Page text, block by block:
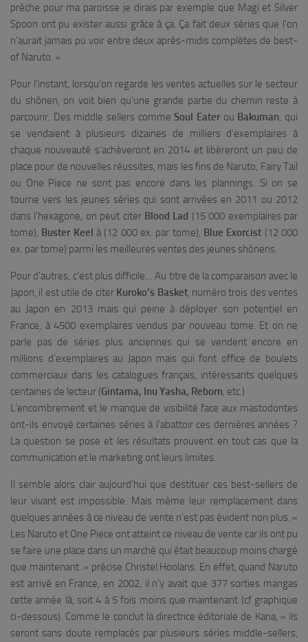
prêche pour ma paroisse je dirais par exemple que Magi et Silver
Spoon ont pu exister aussi grâce à ça. Ça fait deux séries que l’on
n’aurait jamais pu voir entre deux après-midis complètes de best-
of Naruto. »
Pour l’instant, lorsqu’on regarde les ventes actuelles sur le secteur
du shônen, on voit bien qu’une grande partie du chemin reste à
parcourir. Des middle sellers commeSoul Eater ou Bakuman, qui
se vendaient à plusieurs dizaines de milliers d’exemplaires à
chaque nouveauté s’achèveront en 2014 et libèreront un peu de
place pour de nouvelles réussites, mais les fins de Naruto, Fairy Tail
ou One Piece ne sont pas encore dans les plannings. Si on se
tourne vers les jeunes séries qui sont arrivées en 2011 ou 2012
dans l’hexagone, on peut citer Blood Lad (15 000 exemplaires par
tome), Buster Keel à (12 000 ex. par tome), Blue Exorcist (12 000
ex. par tome) parmi les meilleures ventes des jeunes shônens.
Pour d’autres, c’est plus difficile… Au titre de la comparaison avec le
Japon, il est utile de citer Kuroko’s Basket, numéro trois des ventes
au Japon en 2013 mais qui peine à déployer son potentiel en
France, à 4500 exemplaires vendus par nouveau tome. Et on ne
parle pas de séries plus anciennes qui se vendent encore en
millions d’exemplaires au Japon mais qui font office de boulets
commerciaux dans les catalogues français, intéressants quelques
centaines de lecteur (Gintama, Inu Yasha, Reborn, etc.)
L’encombrement et le manque de visibilité face aux mastodontes
ont-ils envoyé certaines séries à l’abattoir ces dernières années ?
La question se pose et les résultats prouvent en tout cas que la
communication et le marketing ont leurs limites.
Il semble alors clair aujourd’hui que destituer ces best-sellers de
leur vivant est impossible. Mais même leur remplacement dans
quelques années à ce niveau de vente n’est pas évident non plus. «
Les Naruto et One Piece ont atteint ce niveau de vente car ils ont pu
se faire une place dans un marché qui était beaucoup moins chargé
que maintenant. » précise Christel Hoolans. En effet, quand Naruto
est arrivé en France, en 2002, il n’y avait que 377 sorties mangas
cette année là, soit 4 à 5 fois moins que maintenant (cf graphique
ci-dessous). Comme le conclut la directrice éditoriale de Kana, « ils
seront sans doute remplacés par plusieurs séries middle-sellers,